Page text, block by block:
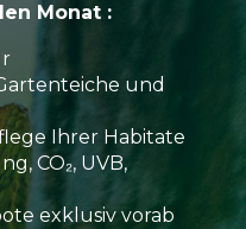
Monat :
und
Ihrer Habitate
CO₂, UVB,
exklusiv vorab